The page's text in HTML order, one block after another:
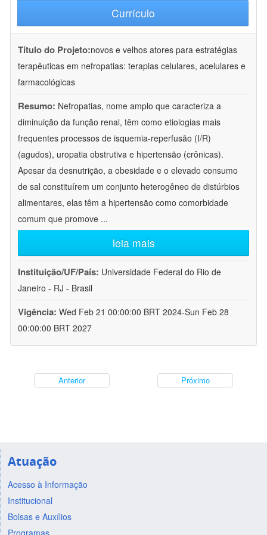
Currículo
Título do Projeto:novos e velhos atores para estratégias
terapêuticas em nefropatias: terapias celulares, acelulares e
farmacológicas
Resumo: Nefropatias, nome amplo que caracteriza a
diminuição da função renal, têm como etiologias mais
frequentes processos de isquemia-reperfusão (I/R)
(agudos), uropatia obstrutiva e hipertensão (crônicas).
Apesar da desnutrição, a obesidade e o elevado consumo
de sal constituírem um conjunto heterogêneo de distúrbios
alimentares, elas têm a hipertensão como comorbidade
comum que promove ...
leia mais
Instituição/UF/País: Universidade Federal do Rio de
Janeiro - RJ - Brasil
Vigência: Wed Feb 21 00:00:00 BRT 2024-Sun Feb 28
00:00:00 BRT 2027
Anterior Próximo
Atuação
Acesso à Informação
Institucional
Bolsas e Auxílios
Programas